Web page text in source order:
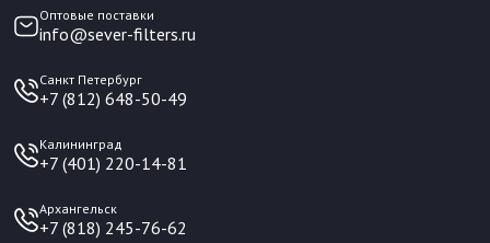
Оптовые поставки
info@sever-filters.ru
Санкт Петербург
+7 (812) 648-50-49
Калининград
+7 (401) 220-14-81
Архангельск
+7 (818) 245-76-62